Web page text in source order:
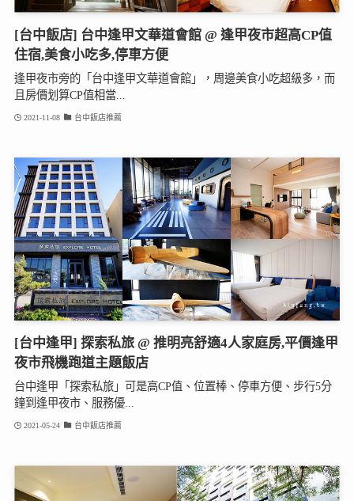
[台中飯店] 台中逢甲文華道會館 @ 逢甲夜市超高CP值
住宿,美食小吃多,停車方便
逢甲夜市旁的「台中逢甲文華道會館」，周邊美食小吃超級多，而
且房價划算CP值相當...
2021-11-08 台中飯店推薦
[台中逢甲] 探索私旅 @ 推明亮舒適4人家庭房,平價逢甲
夜市飛機跑道主題飯店
台中逢甲「探索私旅」可是高CP值、位置棒、停車方便、步行5分
鐘到逢甲夜市、服務優...
2021-05-24 台中飯店推薦